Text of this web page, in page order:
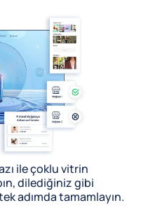
ile çoklu vitrin
dilediğiniz gibi
adımda tamamlayın.